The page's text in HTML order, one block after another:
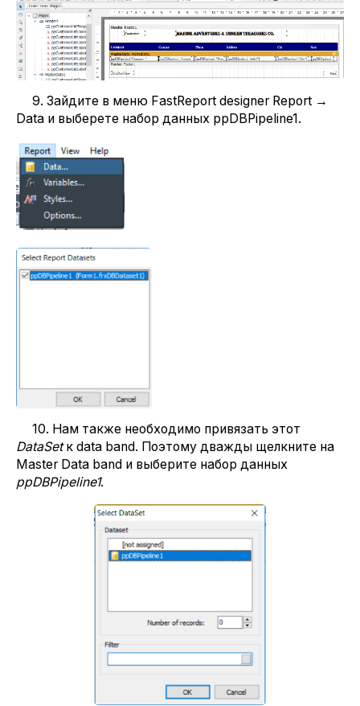
9. Зайдите в меню FastReport designer Report →
Data и выберете набор данных ppDBPipeline1.
10. Нам также необходимо привязать этот
DataSetк data band. Поэтому дважды щелкните на
Master Data band и выберите набор данных
ppDBPipeline1.